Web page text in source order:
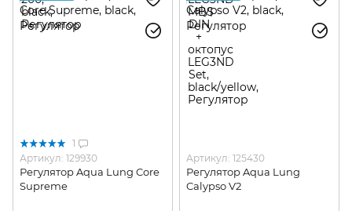
1
Артикул: 129930
Регулятор Aqua Lung Core
Supreme
Артикул: 125430
Регулятор Aqua Lung
Calypso V2